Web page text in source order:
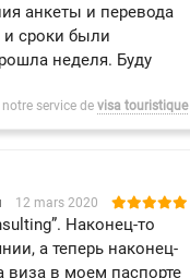
анкеты и перевода
и сроки были
неделя. Буду
notre service devisa touristique
12 mars 2020
Наконец-то
а теперь наконец-
виза в моем паспорте